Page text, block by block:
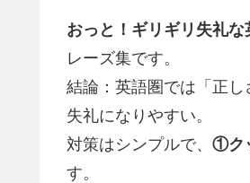
おっと！ギリギリ失礼
レーズ集です。
結論：英語圏では「正し
失礼になりやすい。
対策はシンプルで、 ①ク
す。